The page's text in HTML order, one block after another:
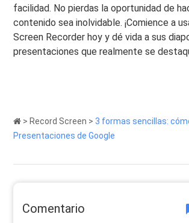
facilidad. No pierdas la oportunidad de
contenido sea inolvidable. ¡Comience a
Screen Recorder hoy y dé vida a sus
presentaciones que realmente se
> Record Screen > 3 formas sencillas:
Presentaciones de Google
Comentario